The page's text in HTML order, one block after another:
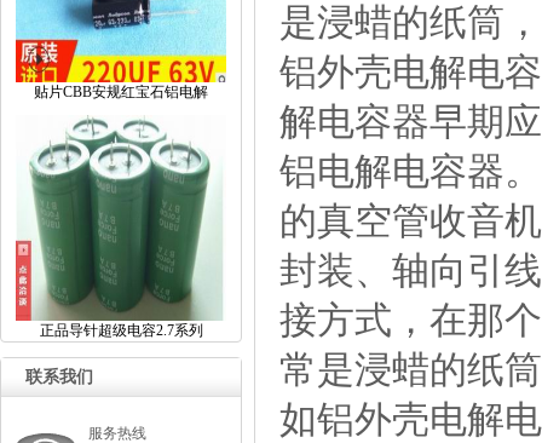
贴片CBB安规红宝石铝电解
正品导针超级电容2.7系列
联系我们
服务热线
是浸蜡的纸筒
铝外壳电解电
解电容器早期
铝电解电容器
的真空管收音
封装、轴向引
接方式，在那
常是浸蜡的纸
如铝外壳电解